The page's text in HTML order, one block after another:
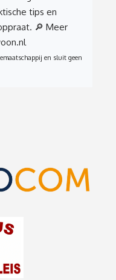
tips en
🔎 Meer
en sluit geen